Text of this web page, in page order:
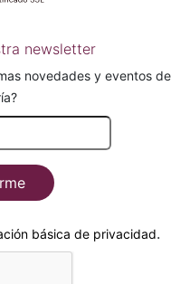
newsletter
novedades y eventos de
básica de privacidad.